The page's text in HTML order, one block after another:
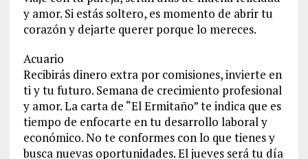
y amor. Si estás soltero, es momento de abrir tu
corazón y dejarte querer porque lo mereces.
Acuario
Recibirás dinero extra por comisiones, invierte en
ti y tu futuro. Semana de crecimiento profesional
y amor. La carta de “El Ermitaño” te indica que es
tiempo de enfocarte en tu desarrollo laboral y
económico. No te conformes con lo que tienes y
busca nuevas oportunidades. El jueves será tu día